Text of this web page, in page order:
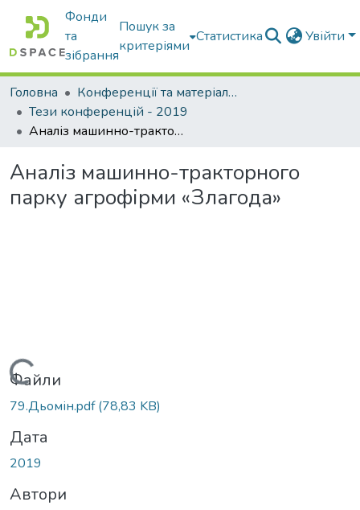
Фонди
та
зібрання
Пошук за
критеріями
Статистика Увійти
Головна
Конференції та матеріали конференцій
Тези конференцій - 2019
Аналіз машинно-тракторного парку агрофірми «Злагода»
Аналіз машинно-тракторного
парку агрофірми «Злагода»
Вантажиться...
Файли
79.Дьомін.pdf(78,83 KB)
Дата
2019
Автори